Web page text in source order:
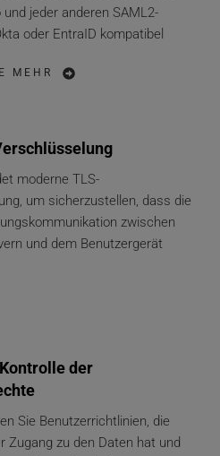
jeder anderen SAML2-
oder EntraID kompatibel
MEHR
moderne TLS-
um sicherzustellen, dass die
zwischen
und dem Benutzergerät
der
Sie Benutzerrichtlinien, die
Zugang zu den Daten hat und